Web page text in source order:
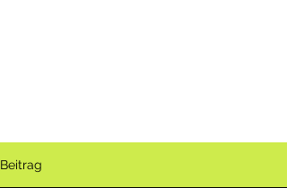
Beitrag